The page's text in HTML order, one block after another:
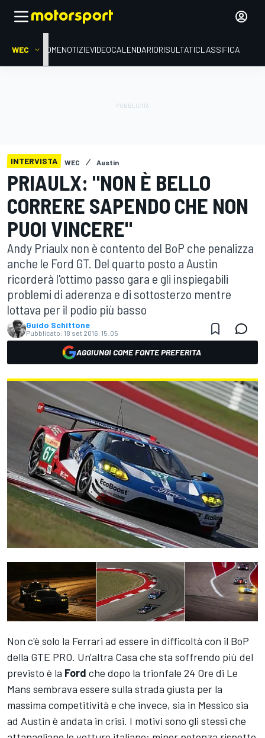
WEC HOMENOTIZIEVIDEOCALENDARIORISULTATICLASSIFICA
INTERVISTA WEC Austin
PRIAULX: "NON È BELLO
CORRERE SAPENDO CHE NON
PUOI VINCERE"
Andy Priaulx non è contento del BoP che penalizza
anche le Ford GT. Del quarto posto a Austin
ricorderà l'ottimo passo gara e gli inspiegabili
problemi di aderenza e di sottosterzo mentre
lottava per il podio più basso
Guido Schittone
Pubblicato: 18 set 2016, 15:05
AGGIUNGI COME FONTE PREFERITA
Non c'è solo la Ferrari ad essere in difficoltà con il BoP
della GTE PRO. Un'altra Casa che sta soffrendo più del
previsto è la Ford che dopo la trionfale 24 Ore di Le
Mans sembrava essere sulla strada giusta per la
massima competitività e che invece, sia in Messico sia
ad Austin è andata in crisi. I motivi sono gli stessi che